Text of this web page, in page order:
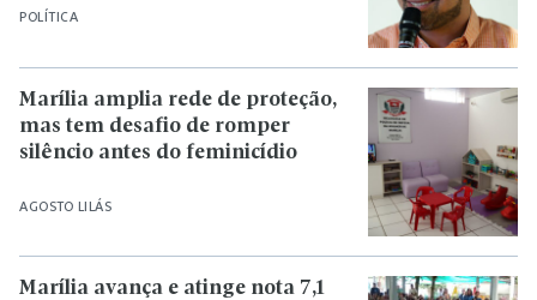
POLÍTICA
AGOSTO LILÁS
Marília amplia rede de proteção,
mas tem desafio de romper
silêncio antes do feminicídio
Marília avança e atinge nota 7,1